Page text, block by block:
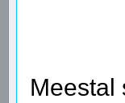
Meestal